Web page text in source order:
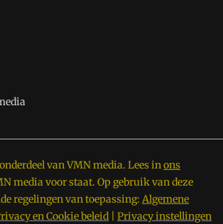
van VMN media. Lees inons
media voor staat. Op gebruik van deze
regelingen van toepassing: Algemene
en Cookie beleid Privacy instellingen